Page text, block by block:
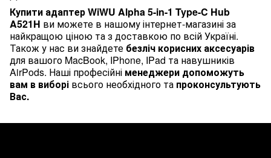
Купити адаптер WiWU Alpha 5-in-1 Type-C Hub
A521H ви можете в нашому інтернет-магазині за
найкращою ціною та з доставкою по всій Україні.
Також у нас ви знайдете безліч корисних аксесуарів
для вашого MacBook, IPhone, IPad та навушників
AirPods. Наші професійні менеджери допоможуть
вам в виборі всього необхідного та проконсультують
Вас.